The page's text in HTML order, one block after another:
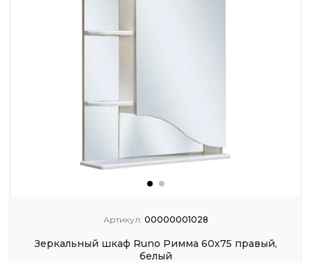
Артикул: 00000001028
Зеркальный шкаф Runo Римма 60х75 правый,
белый